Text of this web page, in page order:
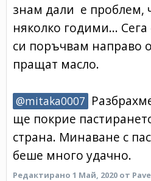
знам дали е проблем,
няколко годими...
си поръчвам направо
пращат масло.
@mitaka0007
ще покрие
страна. Минаване с
беше много удачно.
Редактирано 1 Май, 2020 от